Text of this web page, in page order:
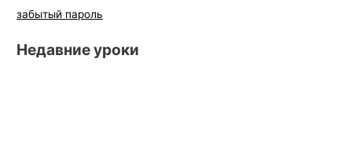
забытый пароль
Недавние уроки